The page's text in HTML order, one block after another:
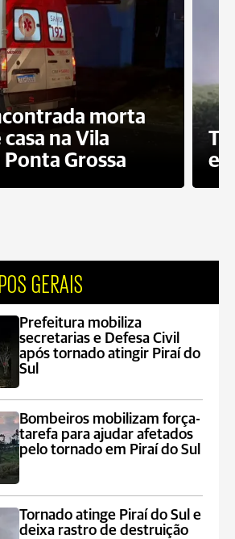
morta
na Vila
Grossa
e
GERAIS
Prefeitura mobiliza
secretarias e Defesa Civil
após tornado atingir Piraí do
Sul
Bombeiros mobilizam força-
tarefa para ajudar afetados
pelo tornado em Piraí do Sul
Tornado atinge Piraí do Sul e
deixa rastro de destruição